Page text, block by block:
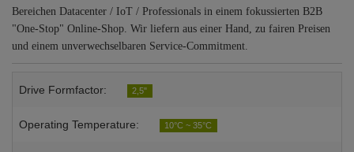
Bereichen Datacenter / IoT / Professionals in einem fokussierten B2B
"One-Stop" Online-Shop. Wir liefern aus einer Hand, zu fairen Preisen
und einem unverwechselbaren Service-Commitment.
Drive Formfactor: 2,5"
Operating Temperature: 10°C ~ 35°C